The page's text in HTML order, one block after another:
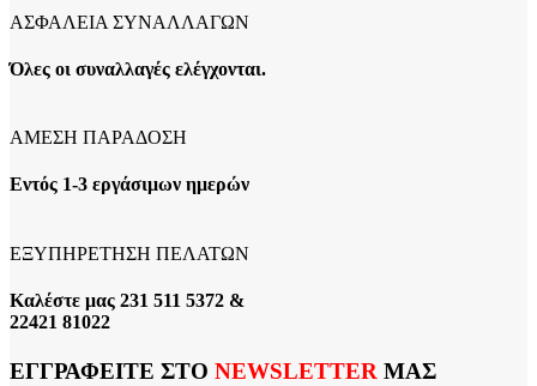
ΑΣΦΑΛΕΙΑ ΣΥΝΑΛΛΑΓΩΝ
Όλες οι συναλλαγές ελέγχονται.
ΑΜΕΣΗ ΠΑΡΑΔΟΣΗ
Εντός 1-3 εργάσιμων ημερών
ΕΞΥΠΗΡΕΤΗΣΗ ΠΕΛΑΤΩΝ
Καλέστε μας 231 511 5372 &
22421 81022
ΕΓΓΡΑΦΕΙΤΕ ΣΤΟ NEWSLETTER ΜΑΣ